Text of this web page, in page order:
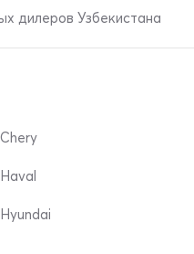
дилеров Узбекистана
Chery
Haval
Hyundai